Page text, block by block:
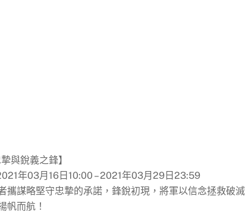
與銳義之鋒】
年03月16日10:00 – 2021年03月29日23:59
攜謀略堅守忠摯的承諾，鋒銳初現，將軍以信念拯救破
帆而航！